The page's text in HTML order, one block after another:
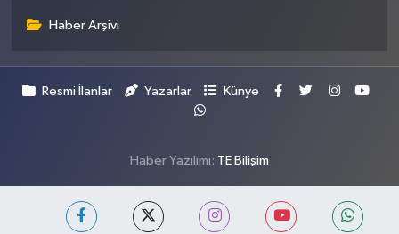
Haber Arşivi
Resmi İlanlar Yazarlar Künye
Haber Yazılımı: TE Bilişim